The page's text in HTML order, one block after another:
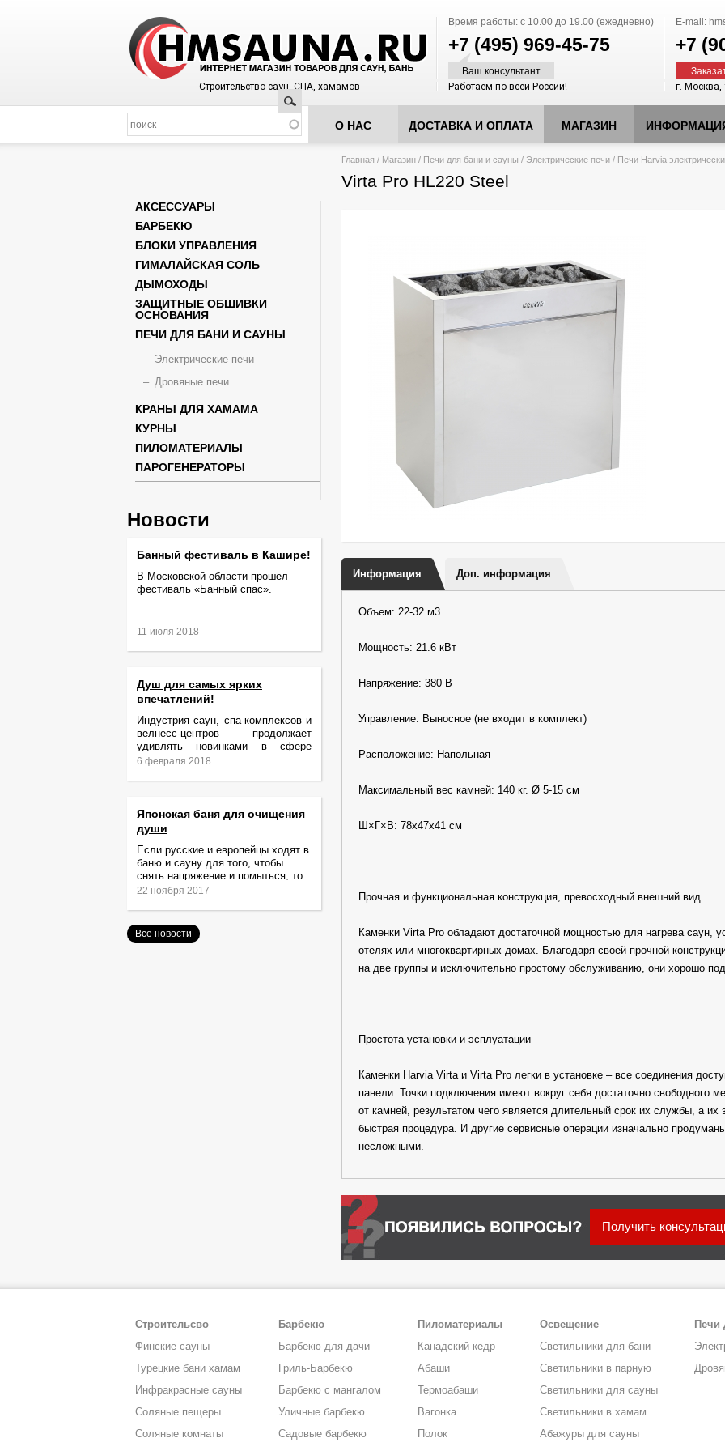
Время работы: с 10.00 до 19.00 (ежедневно)
+7 (495) 969-45-75
Ваш консультант
E-mail:
+7
Строительство саун, СПА, хамамов Работаем по всей России! г.
Поиск
О НАС ДОСТАВКА И ОПЛАТА МАГАЗИН
Вы здесь
Главная / Магазин / Печи для бани и сауны / Электрические печи / Печи Harvia
Virta Pro HL220 Steel
Информация Доп. информация
Объем: 22-32 м3
Мощность: 21.6 кВт
Напряжение: 380 В
Управление: Выносное (не входит в комплект)
Расположение: Напольная
Максимальный вес камней: 140 кг. Ø 5-15 см
Ш×Г×В: 78х47х41 см
Прочная и функциональная конструкция, превосходный внешний вид
Каменки Virta Pro обладают достаточной мощностью для нагрева саун,
отелях или многоквартирных домах. Благодаря своей прочной
на две группы и исключительно простому обслуживанию, они хорошо
Простота установки и эсплуатации
Каменки Harvia Virta и Virta Pro легки в установке – все соединения
панели. Точки подключения имеют вокруг себя достаточно свободного
от камней, результатом чего является длительный срок их службы, а их
быстрая процедура. И другие сервисные операции изначально
несложными.
Получить
АКСЕССУАРЫ
БАРБЕКЮ
БЛОКИ УПРАВЛЕНИЯ
ГИМАЛАЙСКАЯ СОЛЬ
ДЫМОХОДЫ
ЗАЩИТНЫЕ ОБШИВКИ
ОСНОВАНИЯ
ПЕЧИ ДЛЯ БАНИ И САУНЫ
Электрические печи
Дровяные печи
КРАНЫ ДЛЯ ХАМАМА
КУРНЫ
ПИЛОМАТЕРИАЛЫ
ПАРОГЕНЕРАТОРЫ
Новости
Банный фестиваль в Кашире!
В Московской области прошел
фестиваль «Банный спас».
11 июля 2018
Душ для самых ярких
впечатлений!
Индустрия саун, спа-комплексов и
велнесс-центров продолжает
удивлять новинками в сфере
релаксации и ухода за телом.
6 февраля 2018
Японская баня для очищения
души
Если русские и европейцы ходят в
баню и сауну для того, чтобы
снять напряжение и помыться, то
жители Японии идут туда за
22 ноября 2017
Все новости
Строительсво
Финские сауны
Турецкие бани хамам
Инфракрасные сауны
Соляные пещеры
Соляные комнаты
Барбекю
Барбекю для дачи
Гриль-Барбекю
Барбекю с мангалом
Уличные барбекю
Садовые барбекю
Пиломатериалы
Канадский кедр
Абаши
Термоабаши
Вагонка
Полок
Освещение
Светильники для бани
Светильники в парную
Светильники для сауны
Светильники в хамам
Абажуры для сауны
Печи